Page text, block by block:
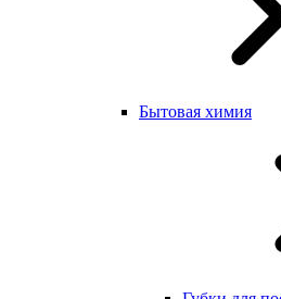
Бытовая химия